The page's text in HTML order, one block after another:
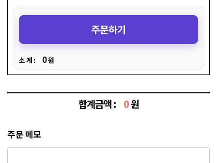
주문하기
소 계 : 0원
합계금액 : 0원
주문 메모